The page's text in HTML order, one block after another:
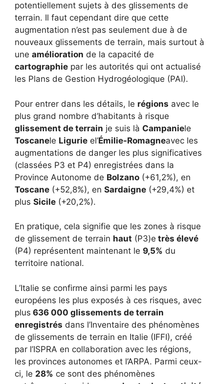
potentiellement sujets à des glissements de
terrain. Il faut cependant dire que cette
augmentation n’est pas seulement due à de
nouveaux glissements de terrain, mais surtout à
une amélioration de la capacité de
cartographie par les autorités qui ont actualisé
les Plans de Gestion Hydrogéologique (PAI).
Pour entrer dans les détails, le régions avec le
plus grand nombre d’habitants à risque
glissement de terrain je suis là Campaniele
Toscanele Ligurie el’Émilie-Romagneavec les
augmentations de danger les plus significatives
(classées P3 et P4) enregistrées dans la
Province Autonome de Bolzano (+61,2%), en
Toscane (+52,8%), en Sardaigne (+29,4%) et
plus Sicile (+20,2%).
En pratique, cela signifie que les zones à risque
de glissement de terrain haut (P3)e très élevé
(P4) représentent maintenant le 9,5% du
territoire national.
L’Italie se confirme ainsi parmi les pays
européens les plus exposés à ces risques, avec
plus 636 000 glissements de terrain
enregistrés dans l’Inventaire des phénomènes
de glissements de terrain en Italie (IFFI), créé
par l’ISPRA en collaboration avec les régions,
les provinces autonomes et l’ARPA. Parmi ceux-
ci, le 28% ce sont des phénomènes